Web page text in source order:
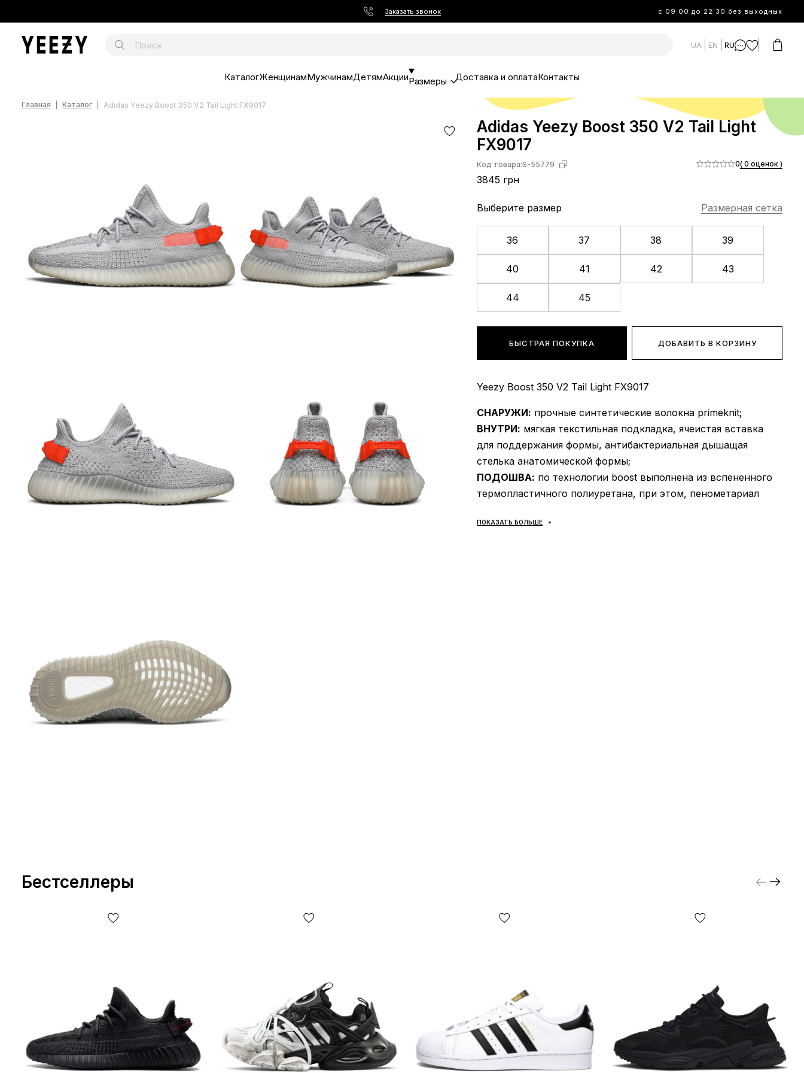
Заказать звонок с 09:00 до 22:30 без выходных
UA EN RU
КаталогЖенщинамМужчинамДетямАкцииРазмеры Доставка и оплатаКонтакты
Главная Каталог Adidas Yeezy Boost 350 V2 Tail Light FX9017
Adidas Yeezy Boost 350 V2 Tail Light
FX9017
Код товара:S-55779
3845 грн
0( 0 оценок )
Выберите размер Размерная сетка
36 37 38 39
40 41 42 43
44 45
БЫСТРАЯ ПОКУПКА ДОБАВИТЬ В КОРЗИНУ
Yeezy Boost 350 V2 Tail Light FX9017
СНАРУЖИ: прочные синтетические волокна primeknit;
ВНУТРИ: мягкая текстильная подкладка, ячеистая вставка
для поддержания формы, антибактериальная дышащая
стелька анатомической формы;
ПОДОШВА: по технологии boost выполнена из вспененного
термопластичного полиуретана, при этом, пенометариал
СЕЗОННОСТЬ:весна/лето/осень;
носок или вторая кожа, не натирает и не пережимает ногу
пятки присутствует усиленное плетение для фиксации
количество естественных мини отверстий благодаря чему
обувь прекрасно вентилируется;
Прочность конструкции, общая износостойкость;
Маленький вес и большая эластичность, обувь не
потрескается и не порвется в местах изгиба.
ПОКАЗАТЬ БОЛЬШЕ
Бестселлеры